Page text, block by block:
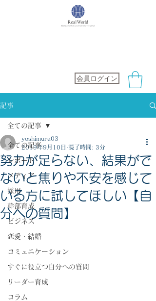
会員ログイン
記事
全ての記事
レポート
メディア
採用
幹部育成
ビジネス
恋愛・結婚
コミュニケーション
すぐに役立つ自分への質問
リーダー育成
コラム
全ての記事
努力が足らない、結果がで
ないと焦りや不安を感じて
いる方に試してほしい【自
分への質問】
yoshimura03
2019年9月10日
読了時間: 3分